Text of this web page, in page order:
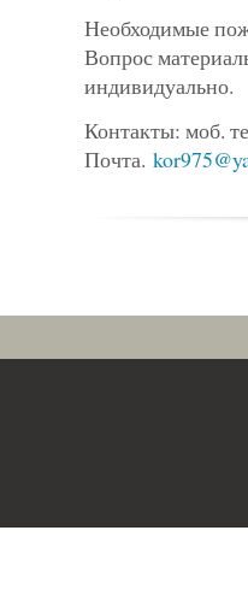
Необходимые
Вопрос
индивидуально.
Контакты: моб.
Почта.